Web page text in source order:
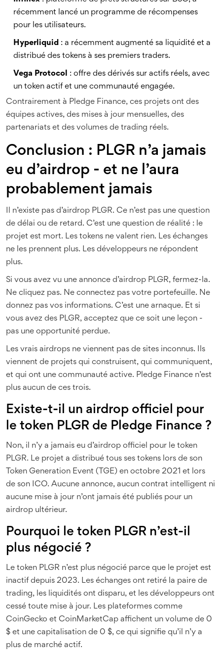
récemment lancé un programme de récompenses
pour les utilisateurs.
Hyperliquid : a récemment augmenté sa liquidité et a
distribué des tokens à ses premiers traders.
Vega Protocol
: offre des dérivés sur actifs réels, avec
un token actif et une communauté engagée.
Contrairement à Pledge Finance, ces projets ont des
équipes actives, des mises à jour mensuelles, des
partenariats et des volumes de trading réels.
Conclusion : PLGR n’a jamais
eu d’airdrop - et ne l’aura
probablement jamais
Il n’existe pas d’airdrop PLGR. Ce n’est pas une question
de délai ou de retard. C’est une question de réalité : le
projet est mort. Les tokens ne valent rien. Les échanges
ne les prennent plus. Les développeurs ne répondent
plus.
Si vous avez vu une annonce d’airdrop PLGR, fermez-la.
Ne cliquez pas. Ne connectez pas votre portefeuille. Ne
donnez pas vos informations. C’est une arnaque. Et si
vous avez des PLGR, acceptez que ce soit une leçon -
pas une opportunité perdue.
Les vrais airdrops ne viennent pas de sites inconnus. Ils
viennent de projets qui construisent, qui communiquent,
et qui ont une communauté active. Pledge Finance n’est
plus aucun de ces trois.
Existe-t-il un airdrop officiel pour
le token PLGR de Pledge Finance ?
Non, il n’y a jamais eu d’airdrop officiel pour le token
PLGR. Le projet a distribué tous ses tokens lors de son
Token Generation Event (TGE) en octobre 2021 et lors
de son ICO. Aucune annonce, aucun contrat intelligent ni
aucune mise à jour n’ont jamais été publiés pour un
airdrop ultérieur.
Pourquoi le token PLGR n’est-il
plus négocié ?
Le token PLGR n’est plus négocié parce que le projet est
inactif depuis 2023. Les échanges ont retiré la paire de
trading, les liquidités ont disparu, et les développeurs ont
cessé toute mise à jour. Les plateformes comme
CoinGecko et CoinMarketCap affichent un volume de 0
$ et une capitalisation de 0 $, ce qui signifie qu’il n’y a
plus de marché actif.